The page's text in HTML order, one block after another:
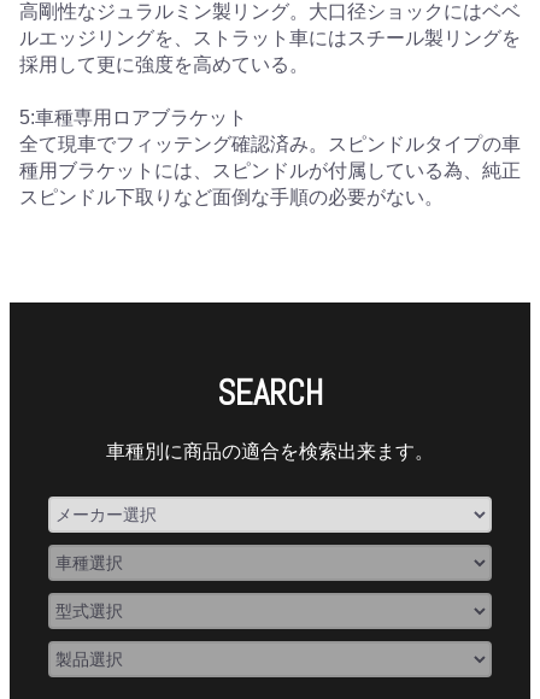
高剛性なジュラルミン製リング。大口径ショックにはベベ
ルエッジリングを、ストラット車にはスチール製リングを
採用して更に強度を高めている。
5:車種専用ロアブラケット
全て現車でフィッテング確認済み。スピンドルタイプの車
種用ブラケットには、スピンドルが付属している為、純正
スピンドル下取りなど面倒な手順の必要がない。
SEARCH
車種別に商品の適合を検索出来ます。